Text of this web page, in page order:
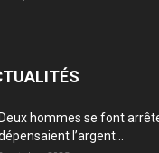
Deux hommes se font
l’argent...